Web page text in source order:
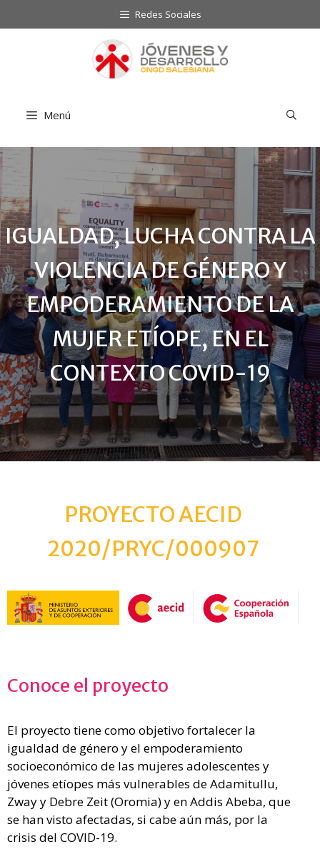
al
Redes Sociales
Menú
IGUALDAD, LUCHA CONTRA LA
VIOLENCIA DE GÉNERO Y
EMPODERAMIENTO DE LA
MUJER ETÍOPE, EN EL
CONTEXTO COVID-19
PROYECTO AECID
2020/PRYC/000907
Conoce el proyecto
El proyecto tiene como objetivo fortalecer la
igualdad de género y el empoderamiento
socioeconómico de las mujeres adolescentes y
jóvenes etíopes más vulnerables de Adamitullu,
Zway y Debre Zeit (Oromia) y en Addis Abeba, que
se han visto afectadas, si cabe aún más, por la
crisis del COVID-19.